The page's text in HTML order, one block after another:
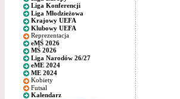
Liga Konferencji
Liga Młodzieżowa
Krajowy UEFA
Klubowy UEFA
Reprezentacja
eMŚ 2026
MŚ 2026
Liga Narodów 26/27
eME 2024
ME 2024
Kobiety
Futsal
Kalendarz